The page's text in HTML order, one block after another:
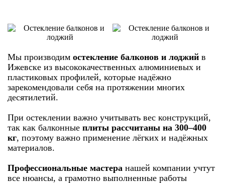
Мы производим остекление балконов и лоджий в
Ижевске из высококачественных алюминиевых и
пластиковых профилей, которые надёжно
зарекомендовали себя на протяжении многих
десятилетий.
При остеклении важно учитывать вес конструкций,
так как балконные плиты рассчитаны на 300–400
кг, поэтому важно применение лёгких и надёжных
материалов.
Профессиональные мастера нашей компании учтут
все нюансы, а грамотно выполненные работы